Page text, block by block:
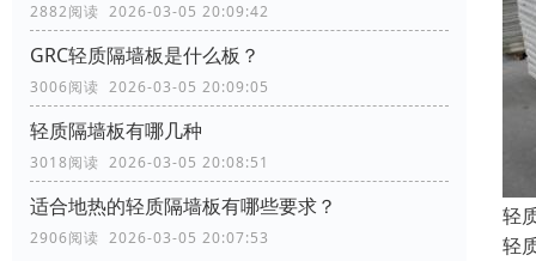
2882阅读 2026-03-05 20:09:42
GRC轻质隔墙板是什么板？
3006阅读 2026-03-05 20:09:05
轻质隔墙板有哪几种
3018阅读 2026-03-05 20:08:51
适合地热的轻质隔墙板有哪些要求？
2906阅读 2026-03-05 20:07:53
轻
轻